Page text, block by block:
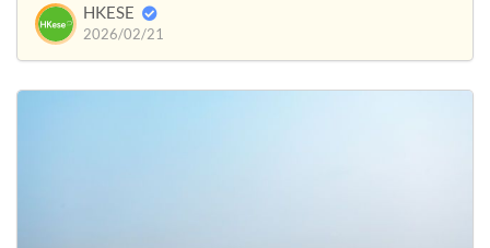
HKESE
2026/02/21